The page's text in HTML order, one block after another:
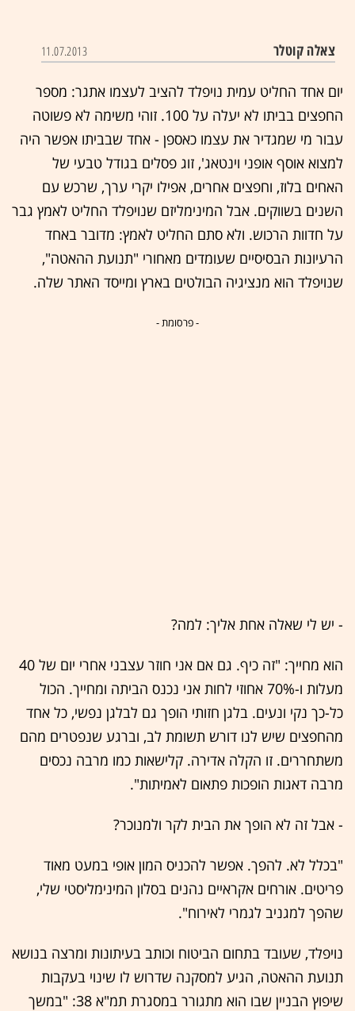
צאלה קוטלר 11.07.2013
יום אחד החליט עמית נויפלד להציב לעצמו אתגר: מספר
החפצים בביתו לא יעלה על 100. זוהי משימה לא פשוטה
עבור מי שמגדיר את עצמו כאספן - אחד שבביתו אפשר היה
למצוא אוסף אופני וינטאג', זוג פסלים בגודל טבעי של
האחים בלוז, וחפצים אחרים, אפילו יקרי ערך, שרכש עם
השנים בשווקים. אבל המינימליזם שנויפלד החליט לאמץ גבר
על חדוות הרכוש. ולא סתם החליט לאמץ: מדובר באחד
הרעיונות הבסיסיים שעומדים מאחורי "תנועת ההאטה",
שנויפלד הוא מנציגיה הבולטים בארץ ומייסד האתר שלה.
- פרסומת -
- יש לי שאלה אחת אליך: למה?
הוא מחייך: "זה כיף. גם אם אני חוזר עצבני אחרי יום של 40
מעלות ו-70% אחוזי לחות אני נכנס הביתה ומחייך. הכול
כל-כך נקי ונעים. בלגן חזותי הופך גם לבלגן נפשי, כל אחד
מהחפצים שיש לנו דורש תשומת לב, וברגע שנפטרים מהם
משתחררים. זו הקלה אדירה. קלישאות כמו מרבה נכסים
מרבה דאגות הופכות פתאום לאמיתות".
- אבל זה לא הופך את הבית לקר ולמנוכר?
"בכלל לא. להפך. אפשר להכניס המון אופי במעט מאוד
פריטים. אורחים אקראיים נהנים בסלון המינימליסטי שלי,
שהפך למגניב לגמרי לאירוח".
נויפלד, שעובד בתחום הביטוח וכותב בעיתונות ומרצה בנושא
תנועת ההאטה, הגיע למסקנה שדרוש לו שינוי בעקבות
שיפוץ הבניין שבו הוא מתגורר במסגרת תמ"א 38: "במשך